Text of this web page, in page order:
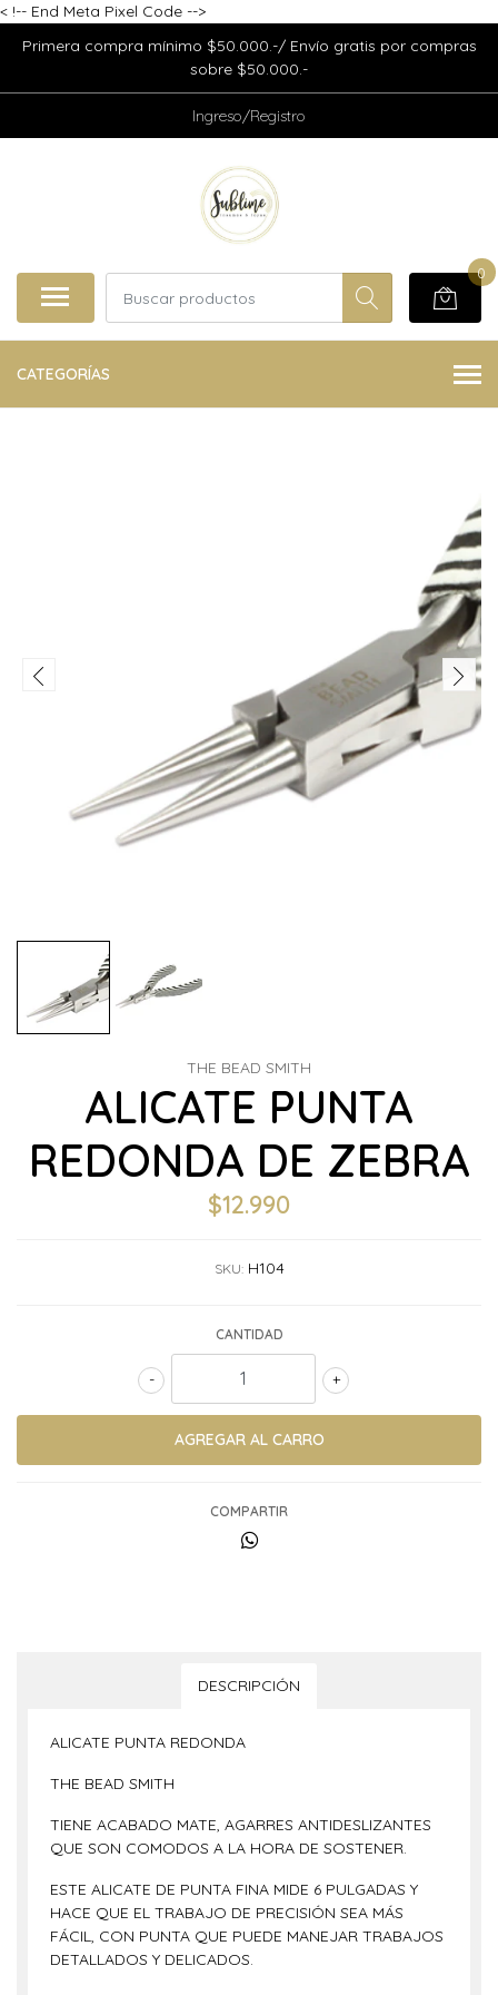
< !-- End Meta Pixel Code -->
Primera compra mínimo $50.000.-/ Envío gratis por compras
sobre $50.000.-
Ingreso/Registro
0
CATEGORÍAS
THE BEAD SMITH
ALICATE PUNTA
REDONDA DE ZEBRA
$12.990
SKU: H104
CANTIDAD
+
-
COMPARTIR
DESCRIPCIÓN
ALICATE PUNTA REDONDA
THE BEAD SMITH
TIENE ACABADO MATE, AGARRES ANTIDESLIZANTES
QUE SON COMODOS A LA HORA DE SOSTENER.
ESTE ALICATE DE PUNTA FINA MIDE 6 PULGADAS Y
HACE QUE EL TRABAJO DE PRECISIÓN SEA MÁS
FÁCIL, CON PUNTA QUE PUEDE MANEJAR TRABAJOS
DETALLADOS Y DELICADOS.